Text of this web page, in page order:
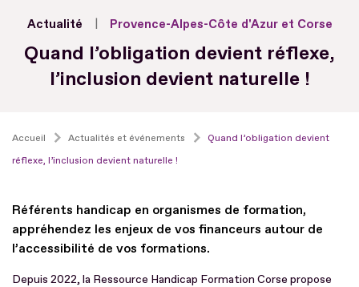
Actualité Provence-Alpes-Côte d'Azur et Corse
Quand l’obligation devient réflexe,
l’inclusion devient naturelle !
Accueil Actualités et événements
Quand l’obligation devient
réflexe, l’inclusion devient naturelle !
Référents handicap en organismes de formation,
appréhendez les enjeux de vos financeurs autour de
l’accessibilité de vos formations.
Depuis 2022, la Ressource Handicap Formation Corse propose